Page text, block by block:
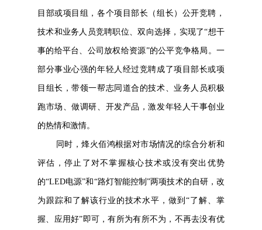
目部或项目组，各个项目部长（组长）公开竞聘，
技术和业务人员竞聘职位、双向选择，实现了“想干
事的给平台、公司放权给资源”的公平竞争格局。一
部分事业心强的年轻人经过竞聘成了项目部长或项
目组长，带领一帮志同道合的技术、业务人员积极
跑市场、做调研、开发产品，激发年轻人干事创业
的热情和激情。
同时，烽火佰鸿根据对市场情况的综合分析和
评估，停止了对不掌握核心技术或没有突出优势
的“LED电源”和“路灯智能控制”两项技术的自研，改
为跟踪和了解该行业的技术水平，做到“了解、掌
握、应用好”即可，有所为有所不为，不再去没有优